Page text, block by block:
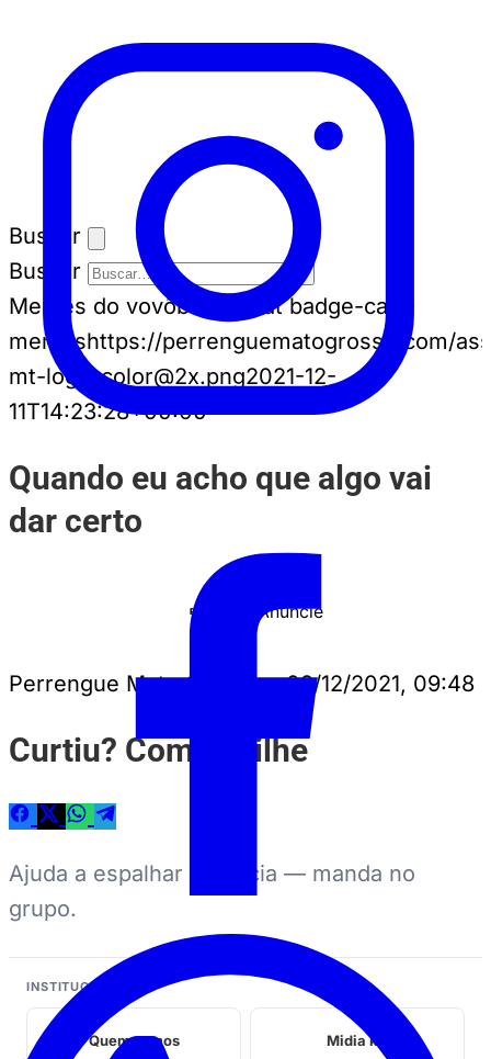
Buscar
Buscar
Memes do vovôbadge-cat badge-cat--
memeshttps://perrenguematogrosso.com/
mt-logo-color@2x.png2021-12-
11T14:23:28+00:00
Quando eu acho que algo vai
dar certo
PUBLICIDADE Anuncie
Perrengue Mato Grosso • 09/12/2021, 09:48
Curtiu? Compartilhe
Ajuda a espalhar a notícia — manda no
grupo.
INSTITUCIONAL
Quem somos Midia kit